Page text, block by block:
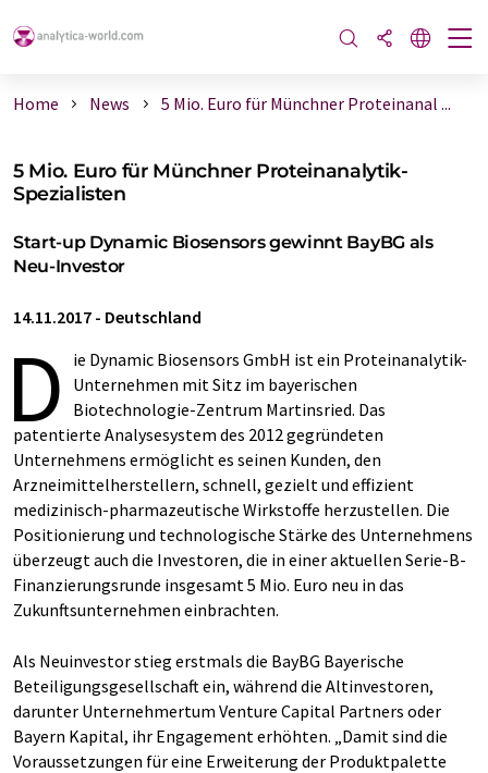
Home News 5 Mio. Euro für Münchner Proteinanal ...
5 Mio. Euro für Münchner Proteinanalytik-
Spezialisten
Start-up Dynamic Biosensors gewinnt BayBG als
Neu-Investor
14.11.2017 - Deutschland
D
ie Dynamic Biosensors GmbH ist ein Proteinanalytik-
Unternehmen mit Sitz im bayerischen
Biotechnologie-Zentrum Martinsried. Das
patentierte Analysesystem des 2012 gegründeten
Unternehmens ermöglicht es seinen Kunden, den
Arzneimittelherstellern, schnell, gezielt und effizient
medizinisch-pharmazeutische Wirkstoffe herzustellen. Die
Positionierung und technologische Stärke des Unternehmens
überzeugt auch die Investoren, die in einer aktuellen Serie-B-
Finanzierungsrunde insgesamt 5 Mio. Euro neu in das
Zukunftsunternehmen einbrachten.
Als Neuinvestor stieg erstmals die BayBG Bayerische
Beteiligungsgesellschaft ein, während die Altinvestoren,
darunter Unternehmertum Venture Capital Partners oder
Bayern Kapital, ihr Engagement erhöhten. „Damit sind die
Voraussetzungen für eine Erweiterung der Produktpalette